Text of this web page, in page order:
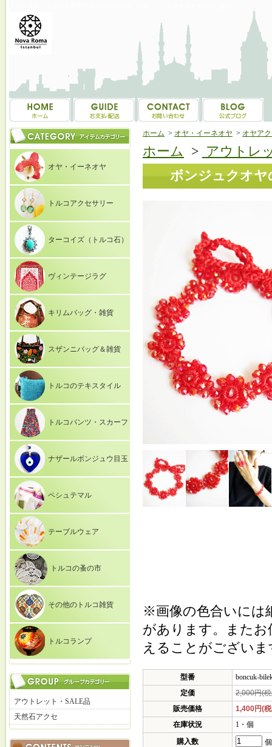
オヤ・イーネオヤ
トルコアクセサリー
ターコイズ（トルコ石）
ヴィンテージラグ
キリムバッグ・雑貨
スザンニバッグ＆雑貨
トルコのテキスタイル
トルコパンツ・スカーフ
ナザールボンジュウ目玉
ペシュテマル
テーブルウェア
トルコの蚤の市
その他のトルコ雑貨
トルコランプ
アウトレット・SALE品
天然石アクセ
ホーム > オヤ・イーネオヤ > オヤア
ホーム > アウトレ
ボンジュクオヤ
※画像の色合いには
があります。またお
えることがございま
型番
boncuk-
定価
2,000円(
販売価格
1,400円(
在庫状況
1・個
購入数
個